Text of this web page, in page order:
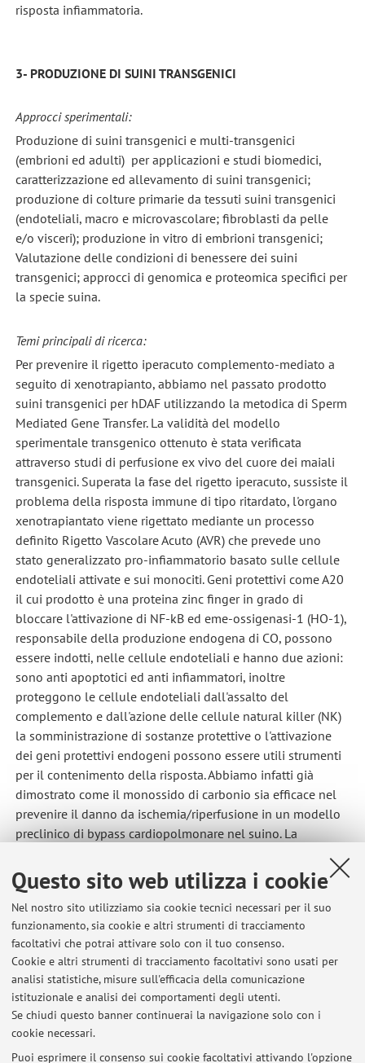
Questo sito web utilizza i cookie
Nel nostro sito utilizziamo sia cookie tecnici necessari per il suo
funzionamento, sia cookie e altri strumenti di tracciamento
facoltativi che potrai attivare solo con il tuo consenso.
Cookie e altri strumenti di tracciamento facoltativi sono usati per
analisi statistiche, misure sull'efficacia della comunicazione
istituzionale e analisi dei comportamenti degli utenti.
Se chiudi questo banner continuerai la navigazione solo con i
cookie necessari.
Puoi esprimere il consenso sui cookie facoltativi attivando l'opzione
risposta infiammatoria.
3- PRODUZIONE DI SUINI TRANSGENICI
Approcci sperimentali:
Produzione di suini transgenici e multi-transgenici
(embrioni ed adulti) per applicazioni e studi biomedici,
caratterizzazione ed allevamento di suini transgenici;
produzione di colture primarie da tessuti suini transgenici
(endoteliali, macro e microvascolare; fibroblasti da pelle
e/o visceri); produzione in vitro di embrioni transgenici;
Valutazione delle condizioni di benessere dei suini
transgenici; approcci di genomica e proteomica specifici per
la specie suina.
Temi principali di ricerca:
Per prevenire il rigetto iperacuto complemento-mediato a
seguito di xenotrapianto, abbiamo nel passato prodotto
suini transgenici per hDAF utilizzando la metodica di Sperm
Mediated Gene Transfer. La validità del modello
sperimentale transgenico ottenuto è stata verificata
attraverso studi di perfusione ex vivo del cuore dei maiali
transgenici. Superata la fase del rigetto iperacuto, sussiste il
problema della risposta immune di tipo ritardato, l'organo
xenotrapiantato viene rigettato mediante un processo
definito Rigetto Vascolare Acuto (AVR) che prevede uno
stato generalizzato pro-infiammatorio basato sulle cellule
endoteliali attivate e sui monociti. Geni protettivi come A20
il cui prodotto è una proteina zinc finger in grado di
bloccare l'attivazione di NF-kB ed eme-ossigenasi-1 (HO-1),
responsabile della produzione endogena di CO, possono
essere indotti, nelle cellule endoteliali e hanno due azioni:
sono anti apoptotici ed anti infiammatori, inoltre
proteggono le cellule endoteliali dall'assalto del
complemento e dall'azione delle cellule natural killer (NK)
la somministrazione di sostanze protettive o l'attivazione
dei geni protettivi endogeni possono essere utili strumenti
per il contenimento della risposta. Abbiamo infatti già
dimostrato come il monossido di carbonio sia efficace nel
prevenire il danno da ischemia/riperfusione in un modello
preclinico di bypass cardiopolmonare nel suino. La
da un lato un importante obiettivo sulla via degli
xenotrapianti ma senza dubbio è anche un fondamentale
strumento di ricerca. Altro target fondamentale sarà il
tentativo di applicare lo SMGT in protocolli di
silenziamento genico basati su siRNA.